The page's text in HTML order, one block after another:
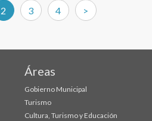
2(current)
3 4 >
Áreas
Gobierno Municipal
Turismo
Cultura, Turismo y Educación